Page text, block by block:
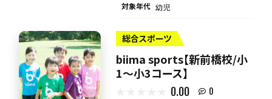
対象年代 幼児
総合スポーツ
biima sports【新前橋校/小
1〜小3コース】
0.00 0